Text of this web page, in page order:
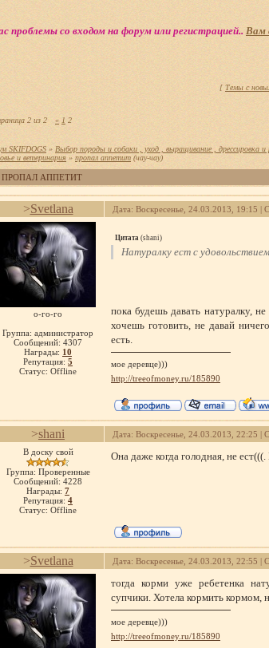
проблемы со входом на форум или регистрацией.. Вам
[ Темы с
2 из 2 « 1 2
SKIFDOGS » Выбор породы и собаки , уход , выращивание , дрессировка и
и ветеринария » пропал аппетит (чау-чау)
ПРОПАЛ АППЕТИТ
>Svetlana Дата: Воскресенье, 24.03.2013, 19:15 |
о-го-го
Группа: администратор
Сообщений: 4307
Награды: 10
Репутация: 5
Статус: Offline
Цитата (shani)
Натуралку ест с
пока будешь давать натуралку,
хочешь готовить, не давай
есть.
мое деревце)))
http://treeofmoney.ru/185890
>shani Дата: Воскресенье, 24.03.2013, 22:25 |
В доску свой
Группа: Проверенные
Сообщений: 4228
Награды: 7
Репутация: 4
Статус: Offline
Она даже когда голодная, не
>Svetlana Дата: Воскресенье, 24.03.2013, 22:55 |
тогда корми уже ребетенка
супчики. Хотела кормить кормом,
мое деревце)))
http://treeofmoney.ru/185890